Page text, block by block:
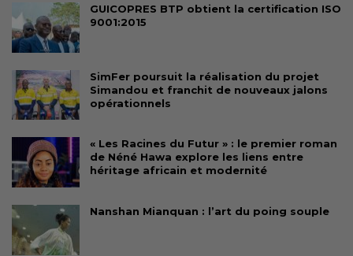
GUICOPRES BTP obtient la certification ISO
9001:2015
SimFer poursuit la réalisation du projet
Simandou et franchit de nouveaux jalons
opérationnels
« Les Racines du Futur » : le premier roman
de Néné Hawa explore les liens entre
héritage africain et modernité
Nanshan Mianquan : l’art du poing souple